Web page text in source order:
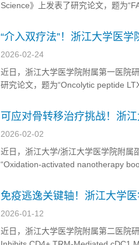
Science》上发表了研究论文，题为
“介入双疗法”！浙江大学医
2026-02-24
近日，浙江大学医学院附属第一医院
研究论文，题为“Oncolytic peptide
可应对骨转移治疗挑战！浙
2026-02-02
近日，浙江大学/浙江大学医学院附属
“Oxidation-activated nanotherapy
免疫逃逸关键轴！浙江大学
免疫的新型治疗靶点
2026-01-12
近日，浙江大学医学院附属第二医院